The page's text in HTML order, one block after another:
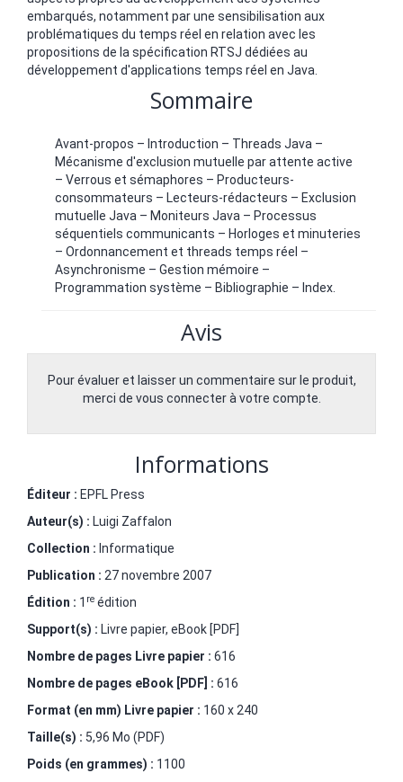
embarqués, notamment par une sensibilisation aux
problématiques du temps réel en relation avec les
propositions de la spécification RTSJ dédiées au
développement d'applications temps réel en Java.
Sommaire
Avant-propos – Introduction – Threads Java –
Mécanisme d'exclusion mutuelle par attente active
– Verrous et sémaphores – Producteurs-
consommateurs – Lecteurs-rédacteurs – Exclusion
mutuelle Java – Moniteurs Java – Processus
séquentiels communicants – Horloges et minuteries
– Ordonnancement et threads temps réel –
Asynchronisme – Gestion mémoire –
Programmation système – Bibliographie – Index.
Avis
Pour évaluer et laisser un commentaire sur le produit,
merci de vous connecter à votre compte.
Informations
Éditeur : EPFL Press
Auteur(s) : Luigi Zaffalon
Collection : Informatique
Publication : 27 novembre 2007
Édition : 1 re édition
Support(s) : Livre papier, eBook [PDF]
Nombre de pages Livre papier : 616
Nombre de pages eBook [PDF] : 616
Format (en mm) Livre papier : 160 x 240
Taille(s) : 5,96 Mo (PDF)
Poids (en grammes) : 1100